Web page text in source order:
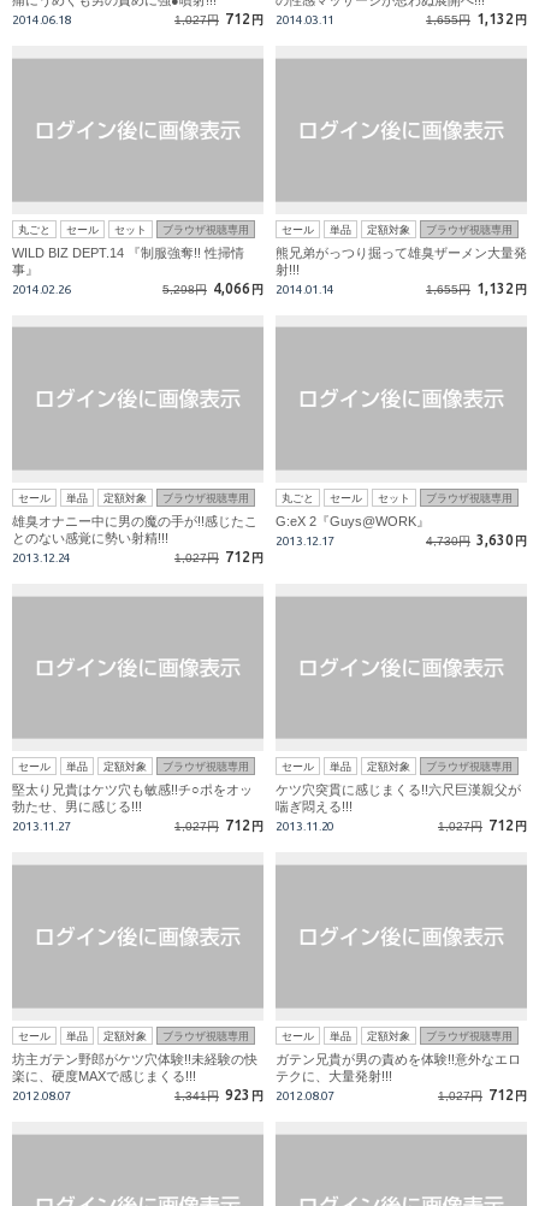
2014.06.18 1,027円 712 円 2014.03.11 1,655円 1,132 円
丸ごと セール セット ブラウザ視聴専用
WILD BIZ DEPT.14 『制服強奪!! 性掃情
事』
2014.02.26 5,298円 4,066 円
セール 単品 定額対象 ブラウザ視聴専用
熊兄弟がっつり掘って雄臭ザーメン大量発
射!!!
2014.01.14 1,655円 1,132 円
セール 単品 定額対象 ブラウザ視聴専用
雄臭オナニー中に男の魔の手が!!感じたこ
とのない感覚に勢い射精!!!
2013.12.24 1,027円 712 円
丸ごと セール セット ブラウザ視聴専用
G:eX 2『Guys@WORK』
2013.12.17 4,730円 3,630 円
セール 単品 定額対象 ブラウザ視聴専用
堅太り兄貴はケツ穴も敏感!!チ○ポをオッ
勃たせ、男に感じる!!!
2013.11.27 1,027円 712 円
セール 単品 定額対象 ブラウザ視聴専用
ケツ穴突貫に感じまくる!!六尺巨漢親父が
喘ぎ悶える!!!
2013.11.20 1,027円 712 円
セール 単品 定額対象 ブラウザ視聴専用
坊主ガテン野郎がケツ穴体験!!未経験の快
楽に、硬度MAXで感じまくる!!!
2012.08.07 1,341円 923 円
セール 単品 定額対象 ブラウザ視聴専用
ガテン兄貴が男の責めを体験!!意外なエロ
テクに、大量発射!!!
2012.08.07 1,027円 712 円